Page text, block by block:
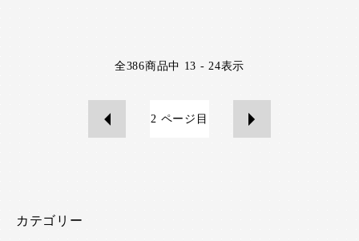
全386商品中 13 - 24表示
2 ページ目
カテゴリー